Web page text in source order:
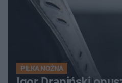
PIŁKA NOŻNA